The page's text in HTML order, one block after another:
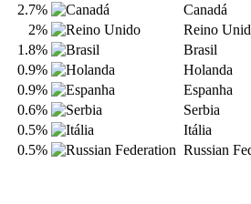
2.7%
Canadá
2%
Reino
1.8%
Brasil
0.9%
Holanda
0.9%
Espanha
0.6%
Serbia
0.5%
Itália
0.5%
Russian